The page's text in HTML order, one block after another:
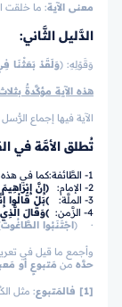
معنى الآية: ما خلقت
الدَّليل الثَّاني:
وَقَوْلِهِ: ﴿وَلَقَدْ بَعَثْنَا
هذه الآية مؤكَّدةٌ
الآية فيها إجماع
تُطلق الأمَّة في
1- الطَّائفة:
كما في هذه
2- الإمام:
﴿إِنَّ
3- الملَّة:
)بَلْ قَالُوا
4- الزَّمن:
)وَقَالَ
· ﴿اجْتَنَبُوا الطَّاغُوتَ
وأجمع ما قيل في
حدَّه من مَتبوعٍ أو
[1] فالمَتبوع: مثل